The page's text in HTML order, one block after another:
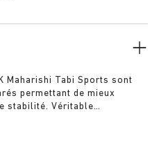
Maharishi Tabi Sports sont
permettant de mieux
stabilité. Véritable
et ornées d’un motif de